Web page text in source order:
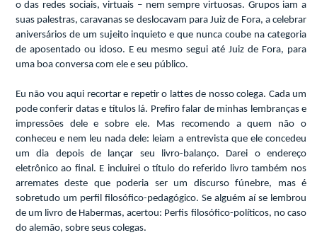
o das redes sociais, virtuais – nem sempre virtuosas. Grupos iam a
suas palestras, caravanas se deslocavam para Juiz de Fora, a celebrar
aniversários de um sujeito inquieto e que nunca coube na categoria
de aposentado ou idoso. E eu mesmo segui até Juiz de Fora, para
uma boa conversa com ele e seu público.
Eu não vou aqui recortar e repetir o lattes de nosso colega. Cada um
pode conferir datas e títulos lá. Prefiro falar de minhas lembranças e
impressões dele e sobre ele. Mas recomendo a quem não o
conheceu e nem leu nada dele: leiam a entrevista que ele concedeu
um dia depois de lançar seu livro-balanço. Darei o endereço
eletrônico ao final. E incluirei o título do referido livro também nos
arremates deste que poderia ser um discurso fúnebre, mas é
sobretudo um perfil filosófico-pedagógico. Se alguém aí se lembrou
de um livro de Habermas, acertou: Perfis filosófico-políticos, no caso
do alemão, sobre seus colegas.